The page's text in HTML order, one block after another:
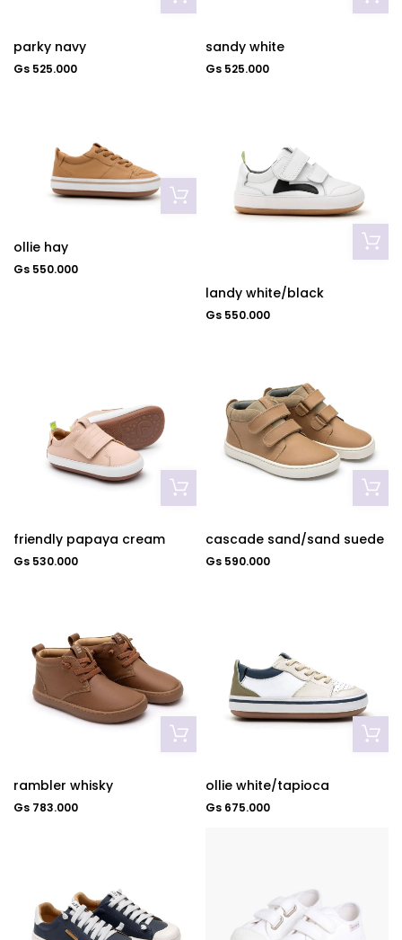
parky navy
Gs 525.000
sandy white
Gs 525.000
ollie hay
Gs 550.000
landy white/black
Gs 550.000
friendly papaya cream
Gs 530.000
cascade sand/sand suede
Gs 590.000
rambler whisky
Gs 783.000
ollie white/tapioca
Gs 675.000